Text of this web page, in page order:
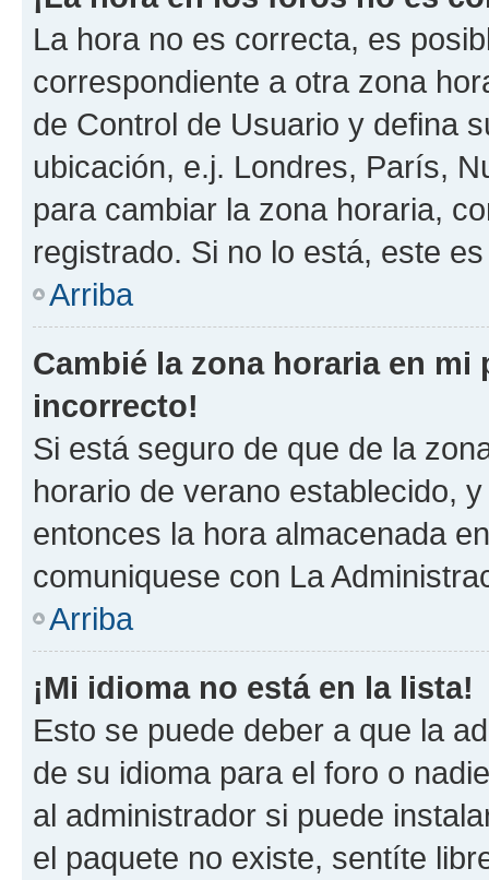
La hora no es correcta, es
correspondiente a otra zona
de Control de Usuario y defina
ubicación, e.j. Londres, París,
para cambiar la zona horaria,
registrado. Si no lo está, este
Arriba
Cambié la zona horaria en
incorrecto!
Si está seguro de que de la
horario de verano establecido,
entonces la hora almacenada
comuniquese con La
Arriba
¡Mi idioma no está en la lista!
Esto se puede deber a que la
de su idioma para el foro o
al administrador si puede
el paquete no existe, sentíte